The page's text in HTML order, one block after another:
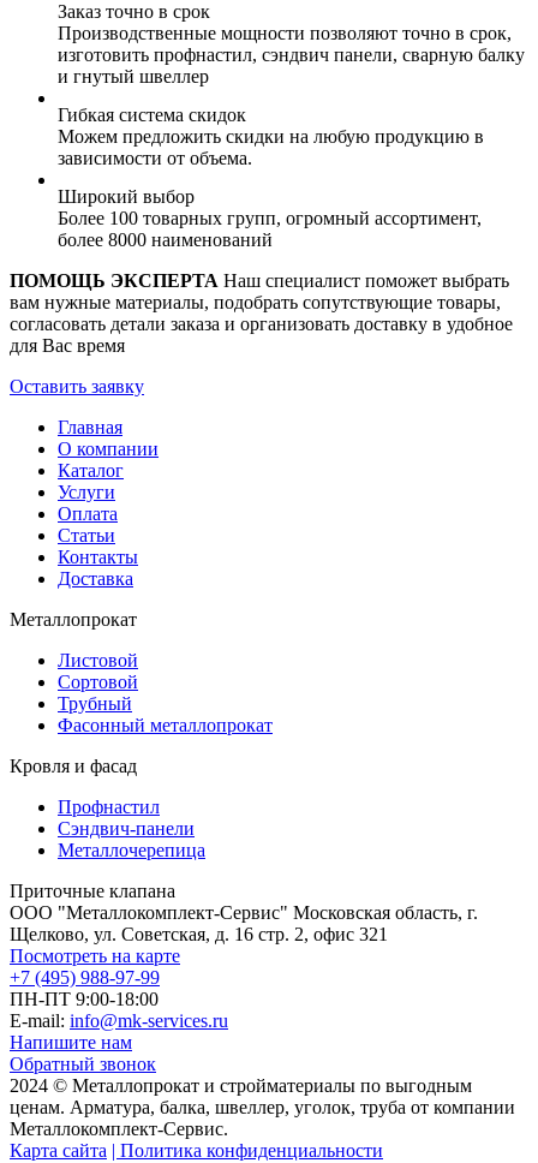
Заказ точно в срок
Производственные мощности позволяют точно в срок,
изготовить профнастил, сэндвич панели, сварную балку
и гнутый швеллер
Гибкая система скидок
Можем предложить скидки на любую продукцию в
зависимости от объема.
Широкий выбор
Более 100 товарных групп, огромный ассортимент,
более 8000 наименований
ПОМОЩЬ ЭКСПЕРТА Наш специалист поможет выбрать
вам нужные материалы, подобрать сопутствующие товары,
согласовать детали заказа и организовать доставку в удобное
для Вас время
Оставить заявку
Главная
О компании
Каталог
Услуги
Оплата
Статьи
Контакты
Доставка
Металлопрокат
Листовой
Сортовой
Трубный
Фасонный металлопрокат
Кровля и фасад
Профнастил
Сэндвич-панели
Металлочерепица
Приточные клапана
ООО "Металлокомплект-Сервис" Московская область, г.
Щелково, ул. Советская, д. 16 стр. 2, офис 321
Посмотреть на карте
+7 (495) 988-97-99
ПН-ПТ 9:00-18:00
E-mail: info@mk-services.ru
Напишите нам
Обратный звонок
2024 © Металлопрокат и стройматериалы по выгодным
ценам. Арматура, балка, швеллер, уголок, труба от компании
Металлокомплект-Сервис.
Карта сайта | Политика конфиденциальности